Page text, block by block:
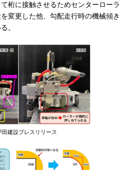
桁に接触させるためセンターローラ
変更した他、勾配走行時の機械傾き
。
建設プレスリリース